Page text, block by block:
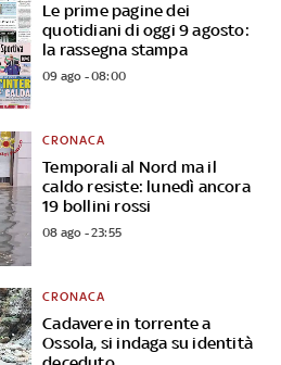
Le prime pagine dei
quotidiani di oggi 9 agosto:
la rassegna stampa
09 ago - 08:00
Temporali al Nord ma il
caldo resiste: lunedì ancora
19 bollini rossi
CRONACA
08 ago - 23:55
Cadavere in torrente a
Ossola, si indaga su identità
CRONACA